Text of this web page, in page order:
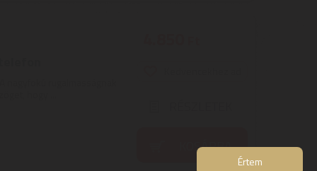
KOSÁRBA
Értem